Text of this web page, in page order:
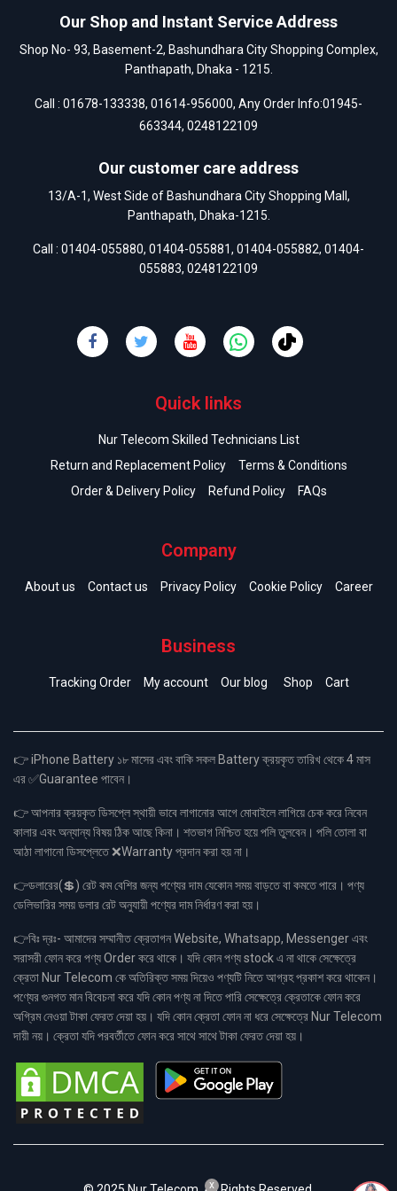
Our Shop and Instant Service Address
Shop No- 93, Basement-2, Bashundhara City Shopping Complex,
Panthapath, Dhaka - 1215.
Call : 01678-133338, 01614-956000, Any Order Info:01945-
663344, 0248122109
Our customer care address
13/A-1, West Side of Bashundhara City Shopping Mall,
Panthapath, Dhaka-1215.
Call : 01404-055880, 01404-055881, 01404-055882, 01404-
055883, 0248122109
Quick links
Nur Telecom Skilled Technicians List
Return and Replacement Policy
Terms & Conditions
Order & Delivery Policy
Refund Policy FAQs
Company
About us Contact us Privacy Policy Cookie Policy Career
Business
Tracking Order My account Our blog Shop Cart
👉 iPhone Battery ১৮ মাসের এবং বাকি সকল Battery ক্রয়কৃত তারিখ থেকে 4 মাস
এর ✅Guarantee পাবেন।
👉 আপনার ক্রয়কৃত ডিসপ্লে স্থায়ী ভাবে লাগানোর আগে মোবাইলে লাগিয়ে চেক করে নিবেন
কালার এবং অন্যান্য বিষয় ঠিক আছে কিনা। শতভাগ নিশ্চিত হয়ে পলি তুলবেন। পলি তোলা বা
আঠা লাগানো ডিসপ্লেতে ❌Warranty প্রদান করা হয় না।
👉ডলারের(💲) রেট কম বেশির জন্য পণ্যের দাম যেকোন সময় বাড়তে বা কমতে পারে। পণ্য
ডেলিভারির সময় ডলার রেট অনুযায়ী পণ্যের দাম নির্ধারণ করা হয়।
👉বিঃ দ্রঃ- আমাদের সম্মানীত ক্রেতাগন Website, Whatsapp, Messenger এবং
সরাসরী ফোন করে পণ্য Order করে থাকে। যদি কোন পণ্য stock এ না থাকে সেক্ষেত্রে
ক্রেতা Nur Telecom কে অতিরিক্ত সময় দিয়েও পণ্যটি নিতে আগ্রহ প্রকাশ করে থাকেন।
পণ্যের গুনগত মান বিবেচনা করে যদি কোন পণ্য না দিতে পারি সেক্ষেত্রে ক্রেতাকে ফোন করে
অগ্রিম নেওয়া টাকা ফেরত দেয়া হয়। যদি কোন ক্রেতা ফোন না ধরে সেক্ষেত্রে Nur Telecom
দায়ী নয়। ক্রেতা যদি পরবর্তীতে ফোন করে সাথে সাথে টাকা ফেরত দেয়া হয়।
x